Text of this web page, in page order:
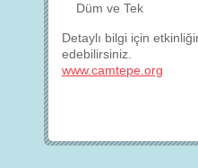
Düm ve Tek
Detaylı bilgi için
edebilirsiniz.
www.camtepe.org